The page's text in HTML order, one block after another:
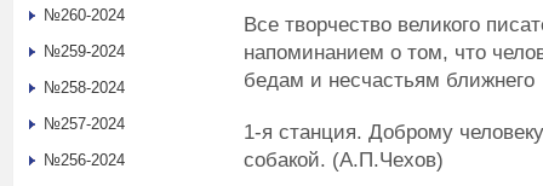
Все творчество великого
напоминанием о том, что
бедам и несчастьям ближнего
1-я станция. Доброму
собакой. (А.П.Чехов)
№260-2024
№259-2024
№258-2024
№257-2024
№256-2024